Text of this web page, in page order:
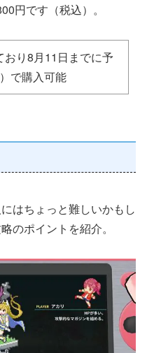
円です（税込）。
り8月11日までに予
で購入可能
はちょっと難しいかもし
のポイントを紹介。